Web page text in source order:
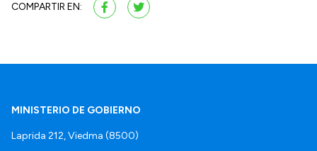
COMPARTIR EN:
MINISTERIO DE GOBIERNO
Laprida 212, Viedma (8500)